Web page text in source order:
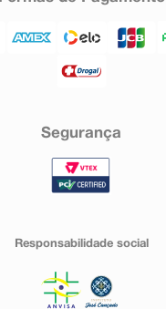
Segurança
Responsabilidade social